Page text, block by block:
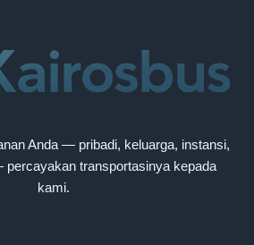
Anda — pribadi, keluarga, instansi,
transportasinya kepada
kami.